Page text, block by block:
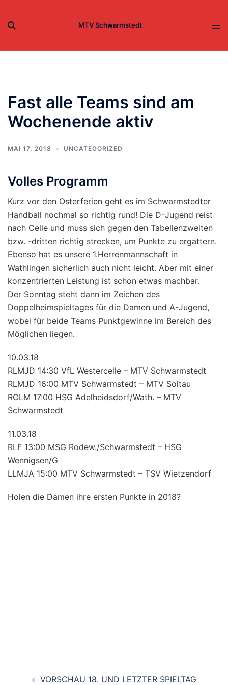
Inhalt
springen
MTV Schwarmstedt
Fast alle Teams sind am
Wochenende aktiv
MAI 17, 2018 UNCATEGORIZED
Volles Programm
Kurz vor den Osterferien geht es im Schwarmstedter
Handball nochmal so richtig rund! Die D-Jugend reist
nach Celle und muss sich gegen den Tabellenzweiten
bzw. -dritten richtig strecken, um Punkte zu ergattern.
Ebenso hat es unsere 1.Herrenmannschaft in
Wathlingen sicherlich auch nicht leicht. Aber mit einer
konzentrierten Leistung ist schon etwas machbar.
Der Sonntag steht dann im Zeichen des
Doppelheimspieltages für die Damen und A-Jugend,
wobei für beide Teams Punktgewinne im Bereich des
Möglichen liegen.
10.03.18
RLMJD 14:30 VfL Westercelle – MTV Schwarmstedt
RLMJD 16:00 MTV Schwarmstedt – MTV Soltau
ROLM 17:00 HSG Adelheidsdorf/Wath. – MTV
Schwarmstedt
11.03.18
RLF 13:00 MSG Rodew./Schwarmstedt – HSG
Wennigsen/G
LLMJA 15:00 MTV Schwarmstedt – TSV Wietzendorf
Holen die Damen ihre ersten Punkte in 2018?
VORSCHAU 18. UND LETZTER SPIELTAG